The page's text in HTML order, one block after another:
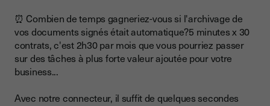
⏰ Combien de temps gagneriez-vous si l'archivage de
vos documents signés était automatique?5 minutes x 30
contrats, c'est 2h30 par mois que vous pourriez passer
sur des tâches à plus forte valeur ajoutée pour votre
business...
Avec notre connecteur, il suffit de quelques secondes